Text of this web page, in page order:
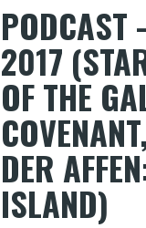
PODCAST
2017
OF THE
DER
ISLAND)